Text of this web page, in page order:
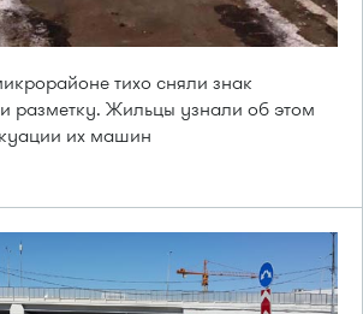
тихо сняли знак
разметку. Жильцы узнали об этом
их машин